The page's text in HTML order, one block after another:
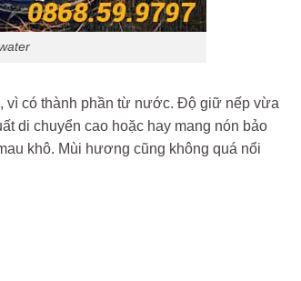
vì có thành phần từ nước. Độ giữ nếp vừa
di chuyển cao hoặc hay mang nón bảo
khô. Mùi hương cũng không quá nổi